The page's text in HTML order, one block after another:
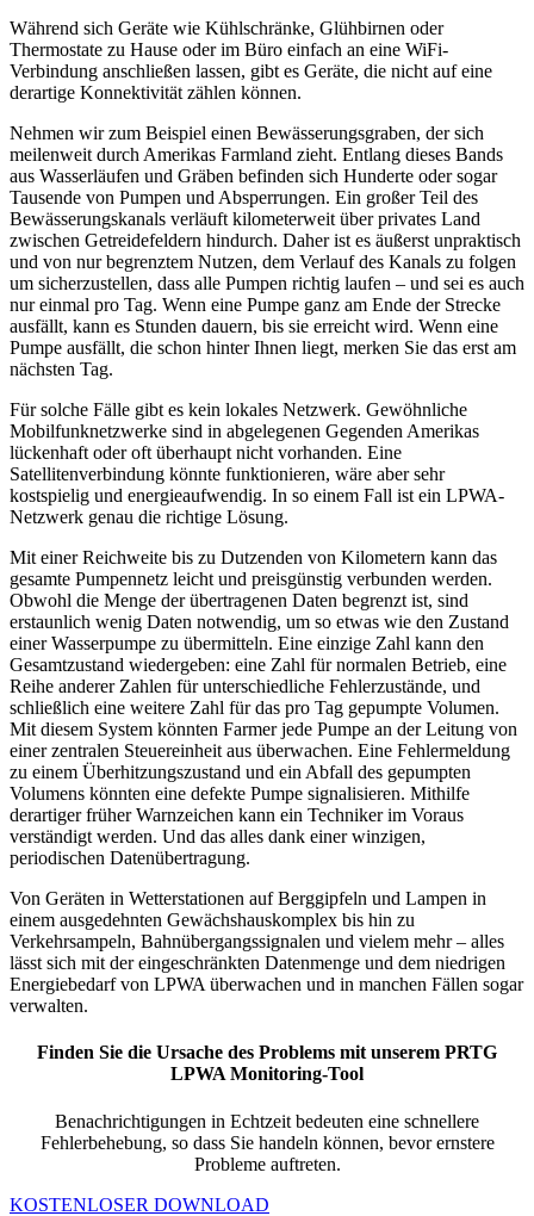
Während sich Geräte wie Kühlschränke, Glühbirnen oder
Thermostate zu Hause oder im Büro einfach an eine WiFi-
Verbindung anschließen lassen, gibt es Geräte, die nicht auf eine
derartige Konnektivität zählen können.
Nehmen wir zum Beispiel einen Bewässerungsgraben, der sich
meilenweit durch Amerikas Farmland zieht. Entlang dieses Bands
aus Wasserläufen und Gräben befinden sich Hunderte oder sogar
Tausende von Pumpen und Absperrungen. Ein großer Teil des
Bewässerungskanals verläuft kilometerweit über privates Land
zwischen Getreidefeldern hindurch. Daher ist es äußerst unpraktisch
und von nur begrenztem Nutzen, dem Verlauf des Kanals zu folgen
um sicherzustellen, dass alle Pumpen richtig laufen – und sei es auch
nur einmal pro Tag. Wenn eine Pumpe ganz am Ende der Strecke
ausfällt, kann es Stunden dauern, bis sie erreicht wird. Wenn eine
Pumpe ausfällt, die schon hinter Ihnen liegt, merken Sie das erst am
nächsten Tag.
Für solche Fälle gibt es kein lokales Netzwerk. Gewöhnliche
Mobilfunknetzwerke sind in abgelegenen Gegenden Amerikas
lückenhaft oder oft überhaupt nicht vorhanden. Eine
Satellitenverbindung könnte funktionieren, wäre aber sehr
kostspielig und energieaufwendig. In so einem Fall ist ein LPWA-
Netzwerk genau die richtige Lösung.
Mit einer Reichweite bis zu Dutzenden von Kilometern kann das
gesamte Pumpennetz leicht und preisgünstig verbunden werden.
Obwohl die Menge der übertragenen Daten begrenzt ist, sind
erstaunlich wenig Daten notwendig, um so etwas wie den Zustand
einer Wasserpumpe zu übermitteln. Eine einzige Zahl kann den
Gesamtzustand wiedergeben: eine Zahl für normalen Betrieb, eine
Reihe anderer Zahlen für unterschiedliche Fehlerzustände, und
schließlich eine weitere Zahl für das pro Tag gepumpte Volumen.
Mit diesem System könnten Farmer jede Pumpe an der Leitung von
einer zentralen Steuereinheit aus überwachen. Eine Fehlermeldung
zu einem Überhitzungszustand und ein Abfall des gepumpten
Volumens könnten eine defekte Pumpe signalisieren. Mithilfe
derartiger früher Warnzeichen kann ein Techniker im Voraus
verständigt werden. Und das alles dank einer winzigen,
periodischen Datenübertragung.
Von Geräten in Wetterstationen auf Berggipfeln und Lampen in
einem ausgedehnten Gewächshauskomplex bis hin zu
Verkehrsampeln, Bahnübergangssignalen und vielem mehr – alles
lässt sich mit der eingeschränkten Datenmenge und dem niedrigen
Energiebedarf von LPWA überwachen und in manchen Fällen sogar
verwalten.
Finden Sie die Ursache des Problems mit unserem PRTG
LPWA Monitoring-Tool
Benachrichtigungen in Echtzeit bedeuten eine schnellere
Fehlerbehebung, so dass Sie handeln können, bevor ernstere
Probleme auftreten.
KOSTENLOSER DOWNLOAD